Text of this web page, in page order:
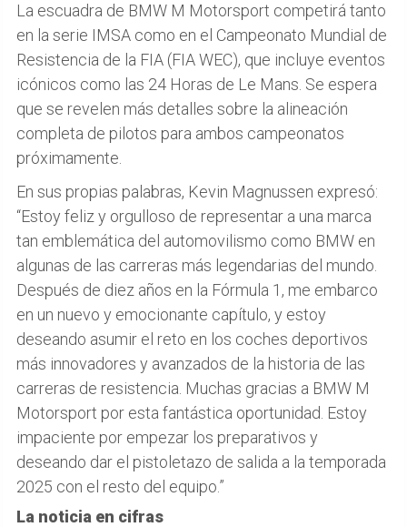
La escuadra de BMW M Motorsport competirá tanto
en la serie IMSA como en el Campeonato Mundial de
Resistencia de la FIA (FIA WEC), que incluye eventos
icónicos como las 24 Horas de Le Mans. Se espera
que se revelen más detalles sobre la alineación
completa de pilotos para ambos campeonatos
próximamente.
En sus propias palabras, Kevin Magnussen expresó:
“Estoy feliz y orgulloso de representar a una marca
tan emblemática del automovilismo como BMW en
algunas de las carreras más legendarias del mundo.
Después de diez años en la Fórmula 1, me embarco
en un nuevo y emocionante capítulo, y estoy
deseando asumir el reto en los coches deportivos
más innovadores y avanzados de la historia de las
carreras de resistencia. Muchas gracias a BMW M
Motorsport por esta fantástica oportunidad. Estoy
impaciente por empezar los preparativos y
deseando dar el pistoletazo de salida a la temporada
2025 con el resto del equipo.”
La noticia en cifras